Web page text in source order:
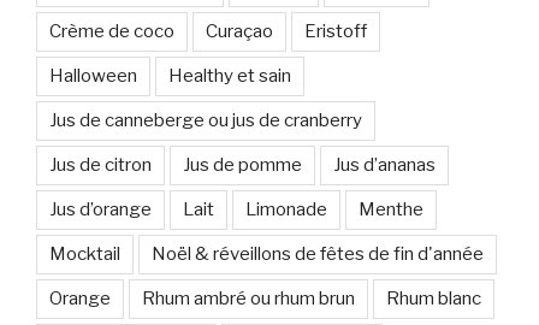
Crème de coco Curaçao Eristoff
Halloween Healthy et sain
Jus de canneberge ou jus de cranberry
Jus de citron Jus de pomme Jus d’ananas
Jus d’orange Lait Limonade Menthe
Mocktail Noël & réveillons de fêtes de fin d'année
Orange Rhum ambré ou rhum brun Rhum blanc